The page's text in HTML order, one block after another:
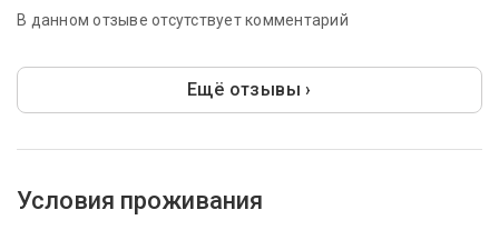
В данном отзыве отсутствует комментарий
Ещё отзывы ›
Условия проживания